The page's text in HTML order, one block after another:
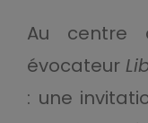
Au centre
évocateur
: une